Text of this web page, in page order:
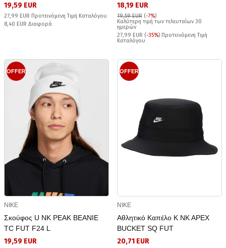
19,59 EUR
27,99 EUR Προτεινόμενη Τιμή Καταλόγου
8,40 EUR Διαφορά
18,19 EUR
19,59 EUR (-7%)
Καλύτερη τιμή των τελευταίων 30
ημερών
27,99 EUR (-35%) Προτεινόμενη Τιμή
Καταλόγου
OFFER
NIKE
Σκούφος U NK PEAK BEANIE
TC FUT F24 L
19,59 EUR
OFFER
NIKE
Αθλητικό Καπέλο K NK APEX
BUCKET SQ FUT
20,71 EUR